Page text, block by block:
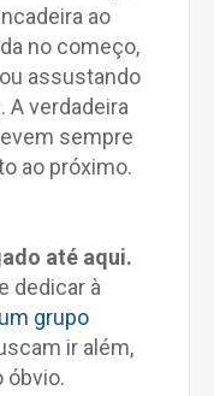
ao
no começo,
assustando
A verdadeira
sempre
ao próximo.
até aqui.
dedicar à
grupo
ir além,
óbvio.